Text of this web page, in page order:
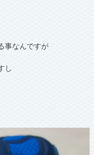
事なんですが
し